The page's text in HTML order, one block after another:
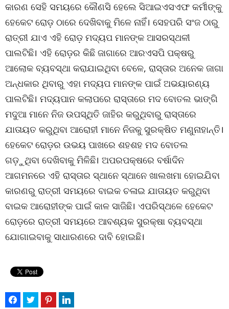
କାରଣ ସେହି ସମୟରେ କୌଣସି ହେଲେ ସିଆଇଏସଏଫ କର୍ମୀଙ୍କୁ
ହେକେଟ ରୋଡ଼ ଠାରେ ଦେଖିବାକୁ ମିଳେ ନାହିଁ। ସେହପରି ସଂଜ ଠାରୁ
ରାତ୍ରୀ ଯାଏ ଏହି ରୋଡ଼ ମଦ୍ୟପ ମାନଙ୍କ ଆସରସ୍ଥଳୀ
ପାଲଟିଛି। ଏହି ରୋଡ଼ର କିଛି ଜାଗାରେ ଆରଏସପି ପକ୍ଷରୁ
ଆଲୋକ ବ୍ୟବସ୍ଥା କରାଯାଇଥିବା ବେଳେ, ରାସ୍ତାର ଅନେକ ଜାଗା
ଅନ୍ଧକାର ଥିବାରୁ ଏହା ମଦ୍ୟପ ମାନଙ୍କ ପାଇଁ ଅଭୟାରଣ୍ୟ
ପାଲଟିଛି। ମଦ୍ୟପାନ କଲାପରେ ରାସ୍ତାରେ ମଦ ବୋତଲ ଭାଙ୍ଗି
ମଦୁଆ ମାନେ ନିଜ ଉପସ୍ଥିତି ଜାହିର କରୁଥିବାରୁ ରାସ୍ତାରେ
ଯାତାୟତ କରୁଥିବା ଆରୋହୀ ମାନେ ନିଜକୁ ସୁରକ୍ଷିତ ମଣୁନାହାନ୍ତି।
ହେକେଟ ରୋଡ଼ର ଉଭୟ ପାଖରେ ଶହଶହ ମଦ ବୋତଲ
ଗଡ଼ୁଥିବା ଦେଖିବାକୁ ମିଳିଛି। ଅପରପକ୍ଷରେ ବର୍ଷାଦିନ
ଆଗମନରେ ଏହି ରାସ୍ତାର ସ୍ଥାନେ ସ୍ଥାନେ ଖାଲଖମା ହୋଇଯିବା
କାରଣରୁ ରାତ୍ରୀ ସମୟରେ ବାଇକ ଚଳାଇ ଯାତାୟତ କରୁଥିବା
ବାଇକ ଆରୋହୀଙ୍କ ପାଇଁ କାଳ ସାଜିଛି। ଏପରିସ୍ଥଳେ ହେକେଟ
ରୋଡ଼ରେ ରାତ୍ରୀ ସମୟରେ ଆବଶ୍ୟକ ସୁରକ୍ଷା ବ୍ୟବସ୍ଥା
ଯୋଗାଇବାକୁ ସାଧାରଣରେ ଦାବି ହୋଇଛି।